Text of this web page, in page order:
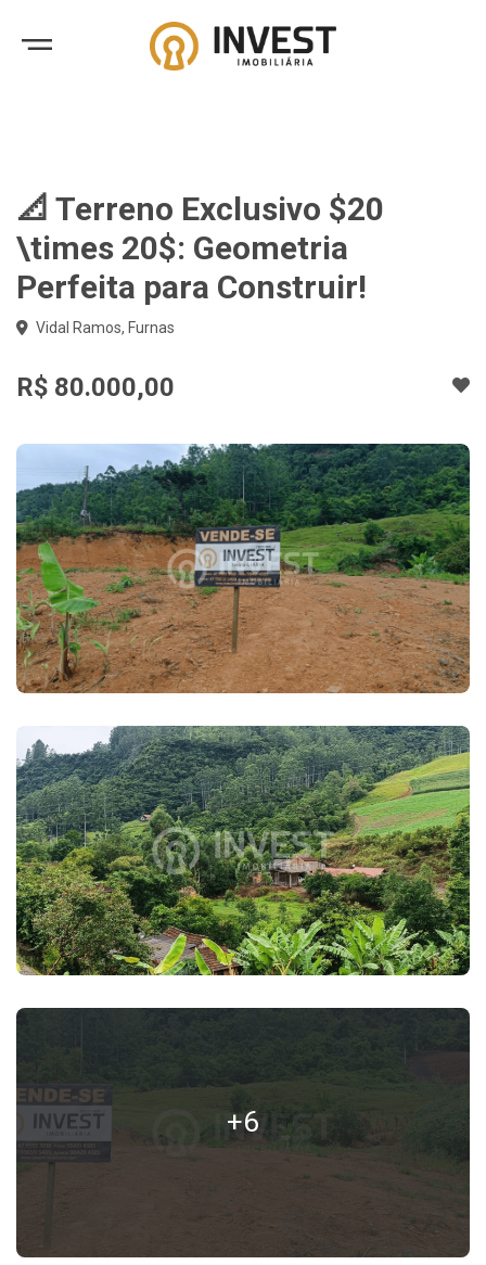
📐 Terreno Exclusivo $20
\times 20$: Geometria
Perfeita para Construir!
Vidal Ramos, Furnas
R$ 80.000,00
+6